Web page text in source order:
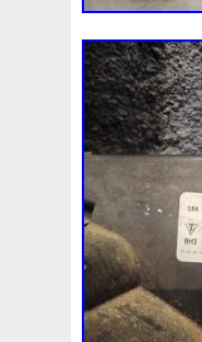
Many of
ensure
check if
to fill in the
notify us
covers
a result of
by
after
hours,
holidays.
Star »